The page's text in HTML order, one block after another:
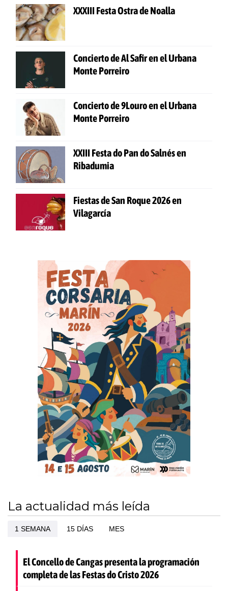
XXXIII Festa Ostra de Noalla
Concierto de Al Safir en el Urbana
Monte Porreiro
Concierto de 9Louro en el Urbana
Monte Porreiro
XXIII Festa do Pan do Salnés en
Ribadumia
Fiestas de San Roque 2026 en
Vilagarcía
La actualidad más leída
1 SEMANA 15 DÍAS MES
El Concello de Cangas presenta la programación
completa de las Festas do Cristo 2026